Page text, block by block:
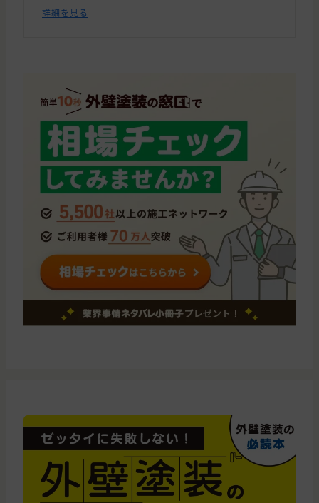
詳細を見る